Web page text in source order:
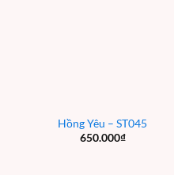
Hồng Yêu – ST045
650.000₫